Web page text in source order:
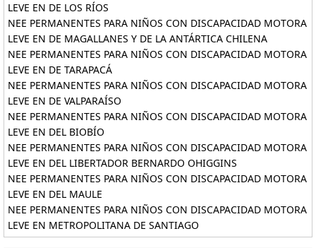
LEVE EN DE LOS RÍOS
NEE PERMANENTES PARA NIÑOS CON DISCAPACIDAD MOTORA
LEVE EN DE MAGALLANES Y DE LA ANTÁRTICA CHILENA
NEE PERMANENTES PARA NIÑOS CON DISCAPACIDAD MOTORA
LEVE EN DE TARAPACÁ
NEE PERMANENTES PARA NIÑOS CON DISCAPACIDAD MOTORA
LEVE EN DE VALPARAÍSO
NEE PERMANENTES PARA NIÑOS CON DISCAPACIDAD MOTORA
LEVE EN DEL BIOBÍO
NEE PERMANENTES PARA NIÑOS CON DISCAPACIDAD MOTORA
LEVE EN DEL LIBERTADOR BERNARDO OHIGGINS
NEE PERMANENTES PARA NIÑOS CON DISCAPACIDAD MOTORA
LEVE EN DEL MAULE
NEE PERMANENTES PARA NIÑOS CON DISCAPACIDAD MOTORA
LEVE EN METROPOLITANA DE SANTIAGO